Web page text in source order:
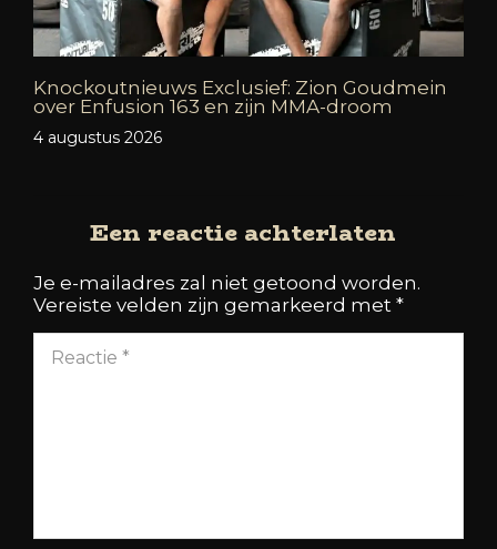
Knockoutnieuws Exclusief: Zion Goudmein
over Enfusion 163 en zijn MMA-droom
4 augustus 2026
Een reactie achterlaten
Je e-mailadres zal niet getoond worden.
Vereiste velden zijn gemarkeerd met *